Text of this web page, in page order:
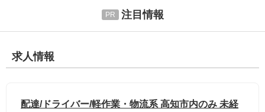
注目情報
求人情報
配達/ドライバー/軽作業・物流系 高知市内のみ 未経